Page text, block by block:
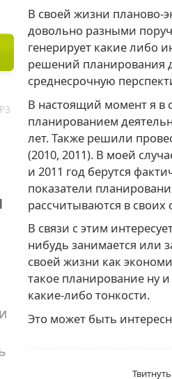
В своей жизни планово-
довольно разными
генерирует какие либо
решений планирования
среднесрочную
В настоящий момент я в
планированием
лет. Также решили
(2010, 2011). В моей
и 2011 год берутся
показатели
рассчитываются в своих
В связи с этим
нибудь занимается или
своей жизни как
такое планирование ну
какие-либо тонкости.
Это может быть
Твитнуть